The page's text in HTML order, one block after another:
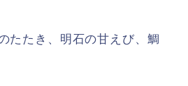
たたき、明石の甘えび、鯛